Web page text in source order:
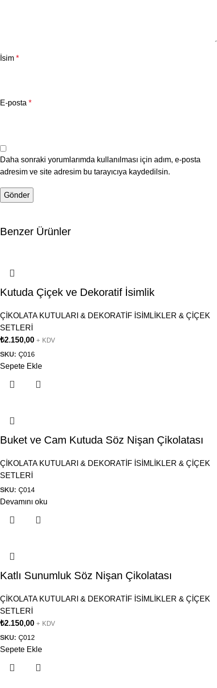
İsim *
E-posta *
Daha sonraki yorumlarımda kullanılması için adım, e-posta
adresim ve site adresim bu tarayıcıya kaydedilsin.
Benzer Ürünler
Kutuda Çiçek ve Dekoratif İsimlik
ÇİKOLATA KUTULARI & DEKORATİF İSİMLİKLER & ÇİÇEK
SETLERİ
₺2.150,00 + KDV
SKU: Ç016
Sepete Ekle
Buket ve Cam Kutuda Söz Nişan Çikolatası
ÇİKOLATA KUTULARI & DEKORATİF İSİMLİKLER & ÇİÇEK
SETLERİ
SKU: Ç014
Devamını oku
Katlı Sunumluk Söz Nişan Çikolatası
ÇİKOLATA KUTULARI & DEKORATİF İSİMLİKLER & ÇİÇEK
SETLERİ
₺2.150,00 + KDV
SKU: Ç012
Sepete Ekle